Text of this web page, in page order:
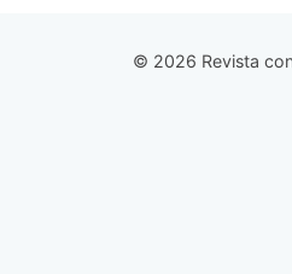
© 2026 Revista